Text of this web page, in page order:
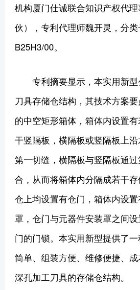
机构厦门仕诚联合知识产权代
伙），专利代理师魏开灵，分类
B25H3/00。
专利摘要显示，本实用新型
刀具存储仓结构，其技术方案
的中空矩形箱体，箱体内设置
干竖隔板，横隔板或竖隔板上
第一切缝，横隔板与竖隔板通
合，从而将箱体内分隔成若干
仓上均设置有仓门，箱体内设
罩，仓门与元器件安装罩之间
门的门锁。本实用新型提供了
简单、组装方便、维修便捷、
深孔加工刀具的存储仓结构。